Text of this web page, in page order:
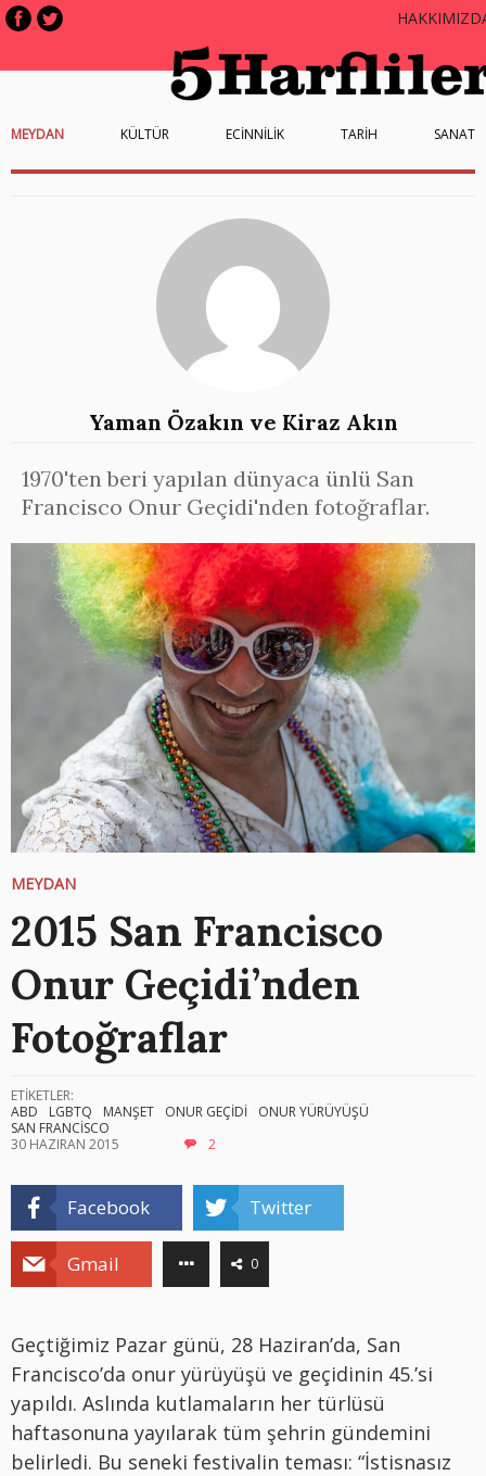
MEYDAN KÜLTÜR ECİNNİLİK TARİH SANAT
Yaman Özakın ve Kiraz Akın
1970'ten beri yapılan dünyaca ünlü San
Francisco Onur Geçidi'nden fotoğraflar.
MEYDAN
2015 San Francisco
Onur Geçidi’nden
Fotoğraflar
ETİKETLER:
ABD
LGBTQ MANŞET ONUR GEÇİDİ
ONUR YÜRÜYÜŞÜ
SAN FRANCİSCO
30 HAZIRAN 2015
2
Facebook Twitter
Gmail 0
Geçtiğimiz Pazar günü, 28 Haziran’da, San
Francisco’da onur yürüyüşü ve geçidinin 45.’si
yapıldı. Aslında kutlamaların her türlüsü
haftasonuna yayılarak tüm şehrin gündemini
belirledi. Bu seneki festivalin teması: “İstisnasız